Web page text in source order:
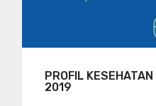
PROFIL
2019